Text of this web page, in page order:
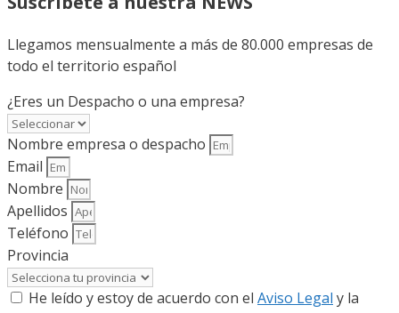
Llegamos mensualmente a más de 80.000 empresas de
todo el territorio español
¿Eres un Despacho o una empresa?
Nombre empresa o despacho
Email
Nombre
Apellidos
Teléfono
Provincia
He leído y estoy de acuerdo con el Aviso Legal y la